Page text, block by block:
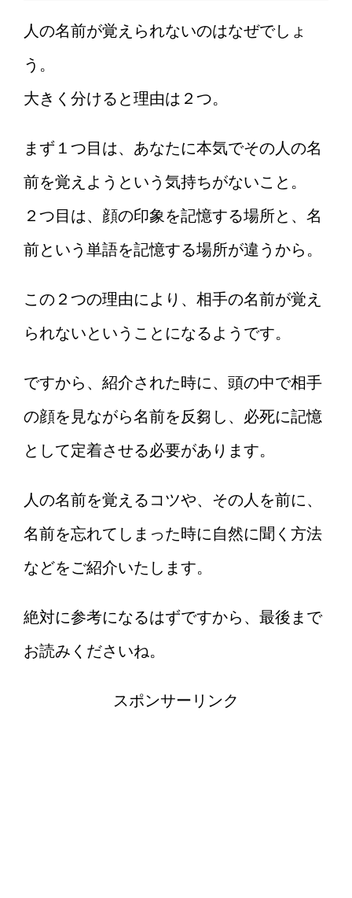
人の名前が覚えられないのはなぜでしょ
う。
大きく分けると理由は２つ。
まず１つ目は、あなたに本気でその人の名
前を覚えようという気持ちがないこと。
２つ目は、顔の印象を記憶する場所と、名
前という単語を記憶する場所が違うから。
この２つの理由により、相手の名前が覚え
られないということになるようです。
ですから、紹介された時に、頭の中で相手
の顔を見ながら名前を反芻し、必死に記憶
として定着させる必要があります。
人の名前を覚えるコツや、その人を前に、
名前を忘れてしまった時に自然に聞く方法
などをご紹介いたします。
絶対に参考になるはずですから、最後まで
お読みくださいね。
スポンサーリンク